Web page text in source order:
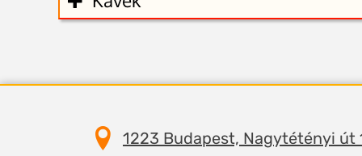
1223 Budapest, Nagytétényi út